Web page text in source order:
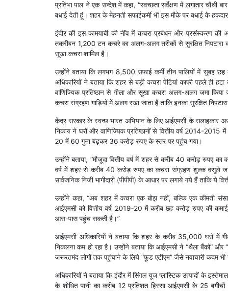
प्रतिभा पाल ने एक सन्देश में कहा, “स्वच्छता सर्वेक्षण में लगातार चौथी
बधाई देती हूं। शहर के मेहनती सफाईकर्मी भी इस मौके पर बधाई के
इंदौर की इस कामयाबी की नींव में कचरा प्रबंधन और प्रसंस्करण
तकरीबन 1,200 टन कचरे का अलग-अलग तरीकों से सुरक्षित
सूखा कचरा शामिल है।
उन्होंने बताया कि लगभग 8,500 सफाई कर्मी तीन पालियों में
अधिकारियों ने बताया कि शहर से बड़ी कचरा पेटियां काफी पहले ही
वाणिज्यिक प्रतिष्ठान से गीला और सूखा कचरा अलग-अलग जमा
कचरा संग्रहण गाड़ियों में अलग रखा जाता है ताकि इनका सुरक्षित
केंद्र सरकार के स्वच्छ भारत अभियान के लिए आईएमसी के सलाहकार
निकाय ने घरों और वाणिज्यिक प्रतिष्ठानों से वित्तीय वर्ष 2014-
20 में 60 गुना बढ़कर 36 करोड़ रुपए के स्तर पर पहुंच गया।
उन्होंने बताया, “मौजूदा वित्तीय वर्ष में शहर से करीब 40 करोड़ रुपए
वर्ष में शहर से करीब 40 करोड़ रुपए का कचरा संग्रहण शुल्क वसूले
सार्वजनिक निजी भागीदारी (पीपीपी) के आधार पर लगाये गये हैं ताकि ये
उन्होंने कहा, “अब शहर में कचरा एक बोझ नहीं, बल्कि एक
आईएमसी को वित्तीय वर्ष 2019-20 में करीब छह करोड़ रुपए की
आस-पास पहुंच सकती है।”
आईएमसी अधिकारियों ने बताया कि शहर के करीब 35,000 घरों में
निकलना कम हो रहा है। उन्होंने बताया कि आईएमसी ने “थैला बैंकों”
जरूरतमंद लोगों तक पहुंचाने के लिये “फूड एटीएम” जैसे नवाचारी कदम भी
अधिकारियों ने बताया कि इंदौर में सिंगल यूज प्लास्टिक उत्पादों के
के शोधित पानी का करीब 12 प्रतिशत हिस्सा आईएमसी के 25